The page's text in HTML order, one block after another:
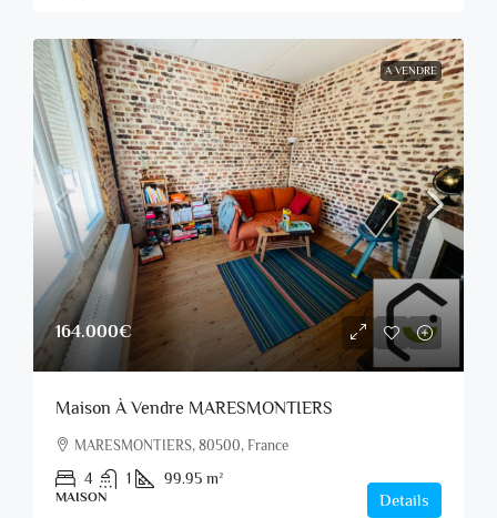
A VENDRE
164.000€
Maison À Vendre MARESMONTIERS
MARESMONTIERS, 80500, France
4 1 99.95 m²
MAISON Details